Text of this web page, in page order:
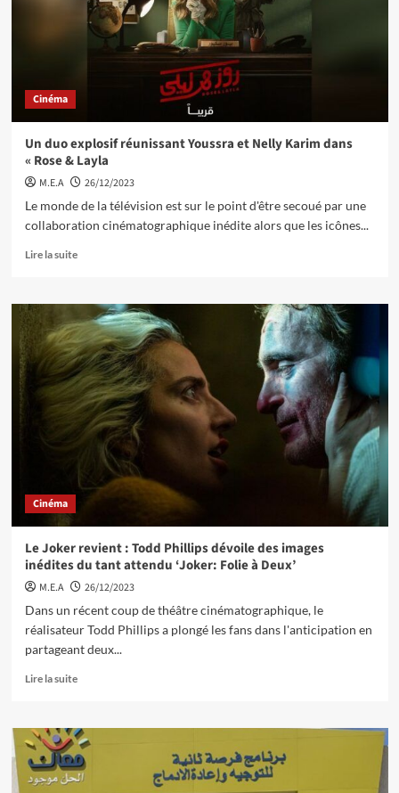
Cinéma
Un duo explosif réunissant Youssra et Nelly Karim dans
« Rose & Layla
M.E.A
26/12/2023
Le monde de la télévision est sur le point d'être secoué par une
collaboration cinématographique inédite alors que les icônes...
Lire la suite
Cinéma
Le Joker revient : Todd Phillips dévoile des images
inédites du tant attendu ‘Joker: Folie à Deux’
M.E.A
26/12/2023
Dans un récent coup de théâtre cinématographique, le
réalisateur Todd Phillips a plongé les fans dans l'anticipation en
partageant deux...
Lire la suite